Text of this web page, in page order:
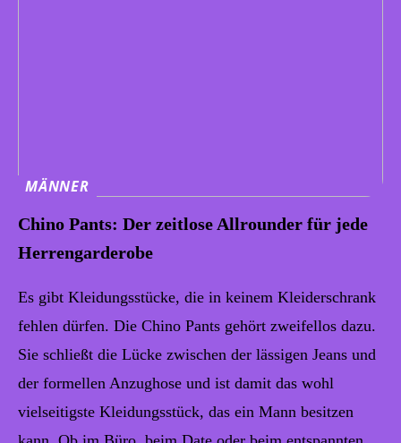
MÄNNER
Chino Pants: Der zeitlose Allrounder für jede
Herrengarderobe
Es gibt Kleidungsstücke, die in keinem Kleiderschrank
fehlen dürfen. Die Chino Pants gehört zweifellos dazu.
Sie schließt die Lücke zwischen der lässigen Jeans und
der formellen Anzughose und ist damit das wohl
vielseitigste Kleidungsstück, das ein Mann besitzen